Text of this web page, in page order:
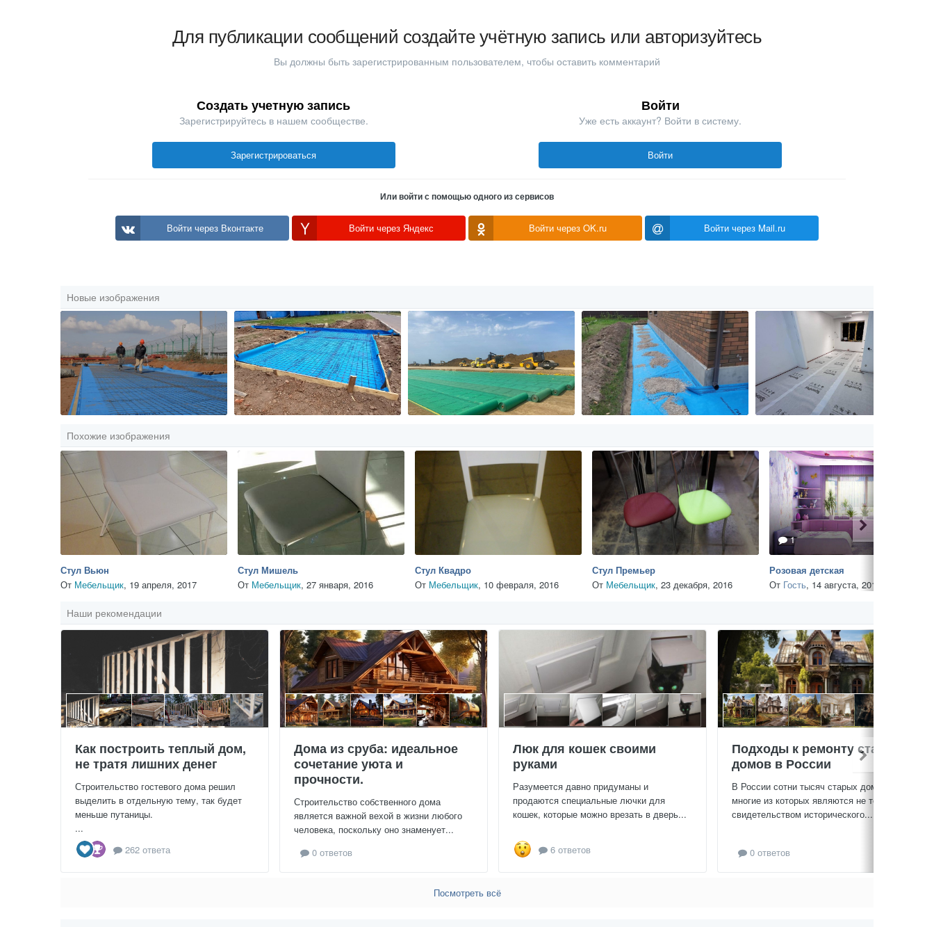
Для публикации сообщений создайте учётную запись или авторизуйтесь
Вы должны быть зарегистрированным пользователем, чтобы оставить комментарий
Создать учетную запись
Зарегистрируйтесь в нашем сообществе.
Зарегистрироваться
Войти
Уже есть аккаунт? Войти в систему.
Войти
Или войти с помощью одного из сервисов
Войти через Вконтакте Войти через Яндекс Войти через OK.ru Войти через Mail.ru
Новые изображения
Похожие изображения
Стул Вьюн
От Мебельщик, 19 апреля, 2017
Стул Мишель
От Мебельщик, 27 января, 2016
Стул Квадро
От Мебельщик, 10 февраля, 2016
Стул Премьер
От Мебельщик, 23 декабря, 2016
1
Розовая детская
От Гость, 14 августа, 2014
Наши рекомендации
Как построить теплый дом,
не тратя лишних денег
Строительство гостевого дома решил
выделить в отдельную тему, так будет
меньше путаницы.
...
262 ответа
Дома из сруба: идеальное
сочетание уюта и
прочности.
Строительство собственного дома
является важной вехой в жизни любого
человека, поскольку оно знаменует...
0 ответов
Люк для кошек своими
руками
Разумеется давно придуманы и
продаются специальные лючки для
кошек, которые можно врезать в дверь...
6 ответов
Подходы к ремонту старых
домов в России
В России сотни тысяч старых домов,
многие из которых являются не только
свидетельством исторического...
0 ответов
Посмотреть всё